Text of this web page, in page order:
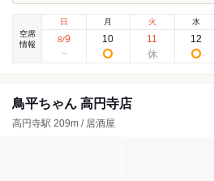
空席
情報
日
8/9
月
10
火
11
水
12
鳥平ちゃん 高円寺店
高円寺駅 209m / 居酒屋